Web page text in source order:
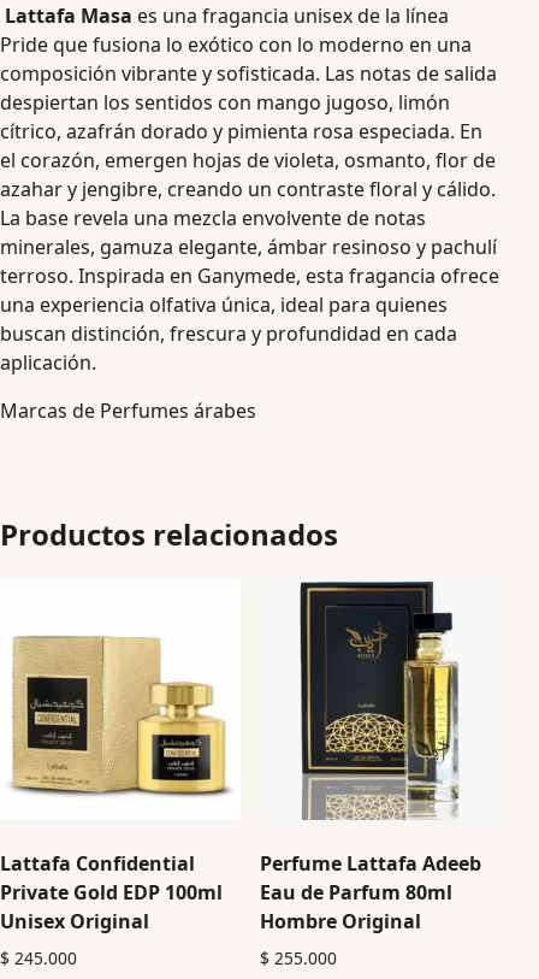
Lattafa Masa es una fragancia unisex de la línea
Pride que fusiona lo exótico con lo moderno en una
composición vibrante y sofisticada. Las notas de salida
despiertan los sentidos con mango jugoso, limón
cítrico, azafrán dorado y pimienta rosa especiada. En
el corazón, emergen hojas de violeta, osmanto, flor de
azahar y jengibre, creando un contraste floral y cálido.
La base revela una mezcla envolvente de notas
minerales, gamuza elegante, ámbar resinoso y pachulí
terroso. Inspirada en Ganymede, esta fragancia ofrece
una experiencia olfativa única, ideal para quienes
buscan distinción, frescura y profundidad en cada
aplicación.
Marcas de Perfumes árabes
Productos relacionados
Lattafa Confidential
Private Gold EDP 100ml
Unisex Original
$ 245.000
Perfume Lattafa Adeeb
Eau de Parfum 80ml
Hombre Original
$ 255.000